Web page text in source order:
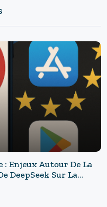
: Enjeux Autour De La
DeepSeek Sur La
Froide De L'IA